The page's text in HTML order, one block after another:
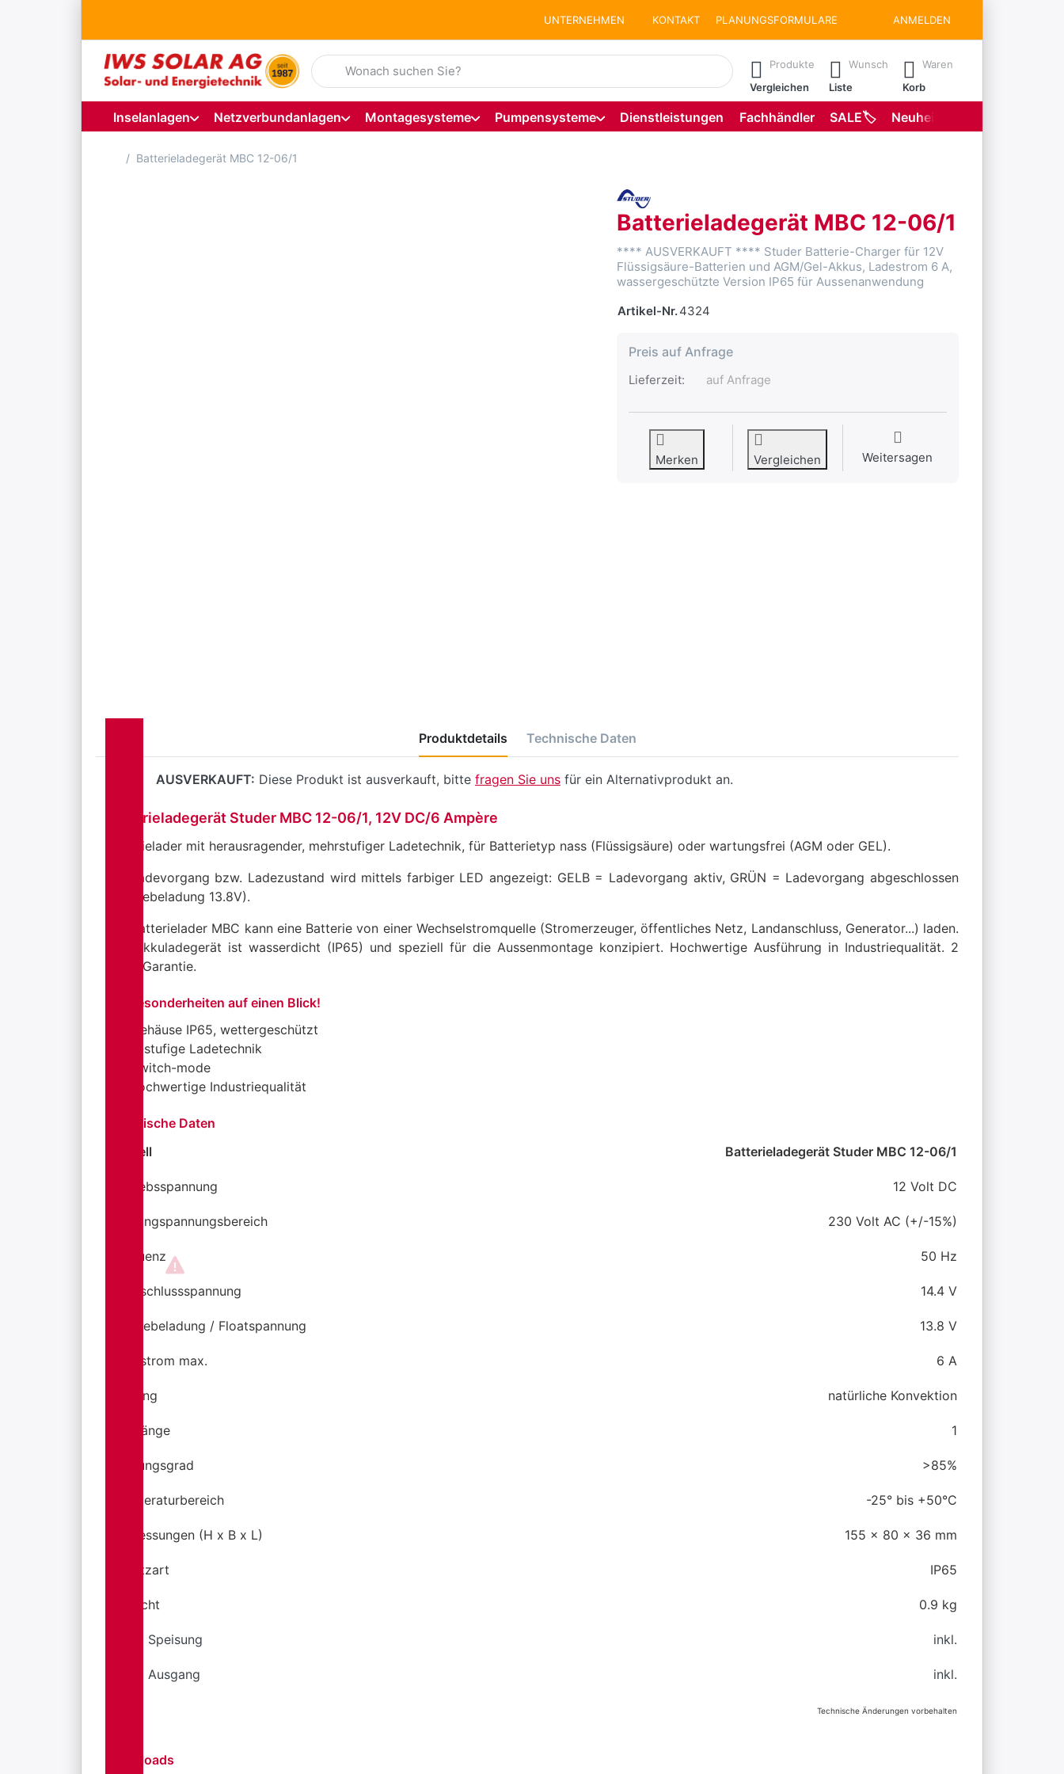
UNTERNEHMEN KONTAKT PLANUNGSFORMULARE ANMELDEN
Geben Sie einen Suchbegriff ein. Während Sie tippen, erscheinen automatisch erste Ergebnisse. Drücken Sie die Eingabetaste, um
Produkte
Vergleichen
Wunsch
Liste
Waren
Korb
Inselanlagen Netzverbundanlagen Montagesysteme Pumpensysteme Dienstleistungen Fachhändler SALE🏷️ Neuheiten
Startseite
Batterieladegerät MBC 12-06/1
Batterieladegerät MBC 12-06/1
**** AUSVERKAUFT **** Studer Batterie-Charger für 12V
Flüssigsäure-Batterien und AGM/Gel-Akkus, Ladestrom 6 A,
wassergeschützte Version IP65 für Aussenanwendung
Artikel-Nr.4324
Preis auf Anfrage
Lieferzeit: auf Anfrage
Merken Vergleichen Weitersagen
Produktdetails Technische Daten
AUSVERKAUFT: Diese Produkt ist ausverkauft, bitte fragen Sie uns für ein Alternativprodukt an.
Batterieladegerät Studer MBC 12-06/1, 12V DC/6 Ampère
Batterielader mit herausragender, mehrstufiger Ladetechnik, für Batterietyp nass (Flüssigsäure) oder wartungsfrei (AGM oder GEL).
Die Ladevorgang bzw. Ladezustand wird mittels farbiger LED angezeigt: GELB = Ladevorgang aktiv, GRÜN = Ladevorgang abgeschlossen
(Schwebeladung 13.8V).
Der Batterielader MBC kann eine Batterie von einer Wechselstromquelle (Stromerzeuger, öffentliches Netz, Landanschluss, Generator...) laden.
Das Akkuladegerät ist wasserdicht (IP65) und speziell für die Aussenmontage konzipiert. Hochwertige Ausführung in Industriequalität. 2
Jahre Garantie.
Die Besonderheiten auf einen Blick!
Gehäuse IP65, wettergeschützt
3-stufige Ladetechnik
Switch-mode
hochwertige Industriequalität
Technische Daten
Modell
Batterieladegerät Studer MBC 12-06/1
Betriebsspannung 12 Volt DC
Eingangspannungsbereich 230 Volt AC (+/-15%)
Frequenz 50 Hz
Ladeschlussspannung 14.4 V
Schwebeladung / Floatspannung 13.8 V
Ladestrom max. 6 A
Kühlung natürliche Konvektion
Ausgänge 1
Wirkungsgrad >85%
Temperaturbereich -25° bis +50°C
Abmessungen (H x B x L) 155 x 80 x 36 mm
Schutzart IP65
Gewicht 0.9 kg
Kabel Speisung inkl.
Kabel Ausgang inkl.
Technische Änderungen vorbehalten
Downloads